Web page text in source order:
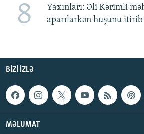
8
Yaxınları: Əli Kərimli
aparılarkən huşunu itirib
BIZI IZLƏ
MƏLUMAT